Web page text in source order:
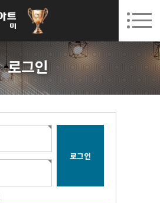
수원캠퍼스 개강 08. 12.(수)
회원가입 고객센터
로그인